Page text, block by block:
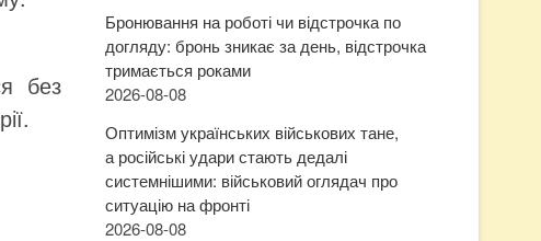
без
Бронювання на роботі чи відстрочка по
догляду: бронь зникає за день, відстрочка
тримається роками
2026-08-08
Оптимізм українських військових тане,
а російські удари стають дедалі
системнішими: військовий оглядач про
ситуацію на фронті
2026-08-08